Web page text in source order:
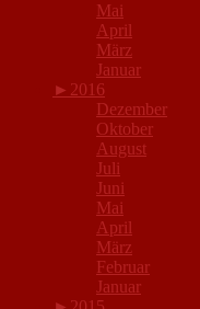
Mai
April
März
Januar
► 2016
Dezember
Oktober
August
Juli
Juni
Mai
April
März
Februar
Januar